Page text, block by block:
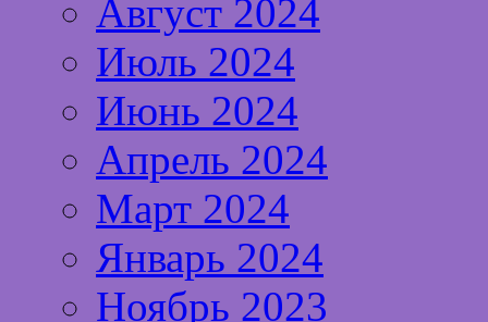
Август 2024
Июль 2024
Июнь 2024
Апрель 2024
Март 2024
Январь 2024
Ноябрь 2023